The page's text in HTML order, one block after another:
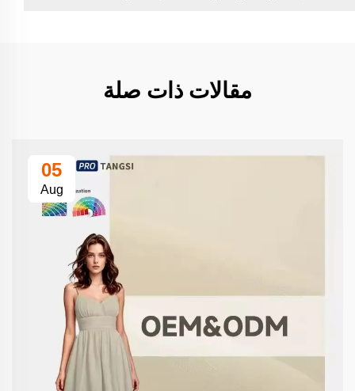
مقالات ذات صلة
05
Aug